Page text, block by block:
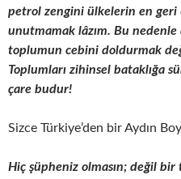
petrol zengini ülkelerin en geri
unutmamak lâzım. Bu nedenle
toplumun cebini doldurmak
Toplumları zihinsel bataklığa
çare budur!
Sizce Türkiye’den bir Aydın
Hiç şüpheniz olmasın; değil